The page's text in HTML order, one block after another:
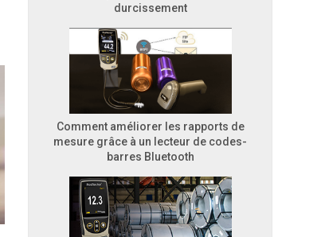
durcissement
Comment améliorer les rapports de
mesure grâce à un lecteur de codes-
barres Bluetooth